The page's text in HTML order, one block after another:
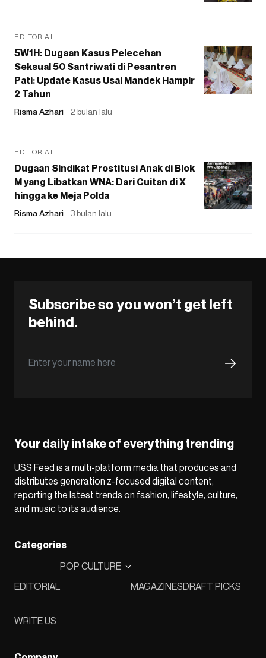
EDITORIAL
5W1H: Dugaan Kasus Pelecehan
Seksual 50 Santriwati di Pesantren
Pati: Update Kasus Usai Mandek Hampir
2 Tahun
Risma Azhari 2 bulan lalu
EDITORIAL
Dugaan Sindikat Prostitusi Anak di Blok
M yang Libatkan WNA: Dari Cuitan di X
hingga ke Meja Polda
Risma Azhari 3 bulan lalu
Subscribe so you won’t get left
behind.
Your daily intake of everything trending
USS Feed is a multi-platform media that produces and
distributes generation z-focused digital content,
reporting the latest trends on fashion, lifestyle, culture,
and music to its audience.
Categories
EDITORIAL
POP CULTURE
MAGAZINESDRAFT PICKS
WRITE US